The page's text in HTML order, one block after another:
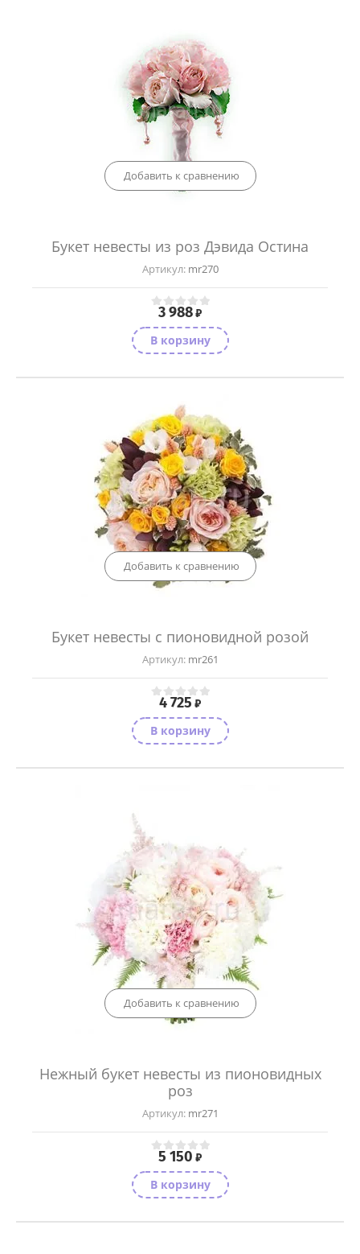
Добавить к сравнению
Букет невесты из роз Дэвида Остина
Артикул:mr270
3 988₽
В корзину
Добавить к сравнению
Букет невесты с пионовидной розой
Артикул:mr261
4 725 ₽
В корзину
Добавить к сравнению
Нежный букет невесты из пионовидных
роз
Артикул:mr271
5 150 ₽
В корзину